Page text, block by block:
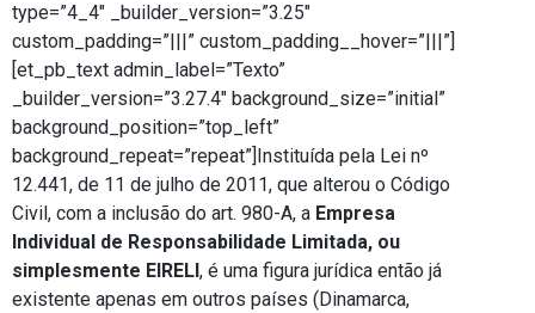
type=”4_4″ _builder_version=”3.25″
custom_padding=”|||” custom_padding__hover=”|||”]
[et_pb_text admin_label=”Texto”
_builder_version=”3.27.4″ background_size=”initial”
background_position=”top_left”
background_repeat=”repeat”]Instituída pela Lei nº
12.441, de 11 de julho de 2011, que alterou o Código
Civil, com a inclusão do art. 980-A, a Empresa
Individual de Responsabilidade Limitada, ou
simplesmente EIRELI , é uma figura jurídica então já
existente apenas em outros países (Dinamarca,